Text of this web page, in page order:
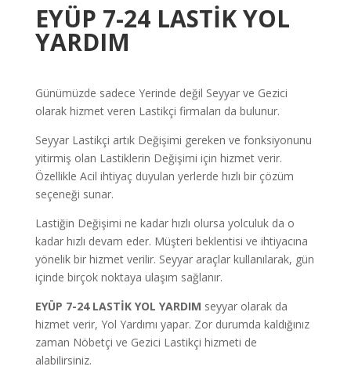
EYÜP 7-24 LASTİK YOL
YARDIM
Günümüzde sadece Yerinde değil Seyyar ve Gezici
olarak hizmet veren Lastikçi firmaları da bulunur.
Seyyar Lastikçi artık Değişimi gereken ve fonksiyonunu
yitirmiş olan Lastiklerin Değişimi için hizmet verir.
Özellikle Acil ihtiyaç duyulan yerlerde hızlı bir çözüm
seçeneği sunar.
Lastiğin Değişimi ne kadar hızlı olursa yolculuk da o
kadar hızlı devam eder. Müşteri beklentisi ve ihtiyacına
yönelik bir hizmet verilir. Seyyar araçlar kullanılarak, gün
içinde birçok noktaya ulaşım sağlanır.
EYÜP 7-24 LASTİK YOL YARDIM seyyar olarak da
hizmet verir, Yol Yardımı yapar. Zor durumda kaldığınız
zaman Nöbetçi ve Gezici Lastikçi hizmeti de
alabilirsiniz.